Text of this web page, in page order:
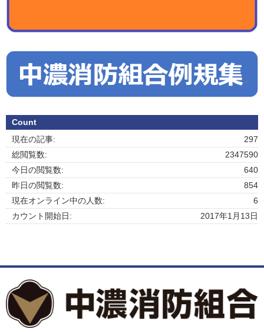
Count
297
現在の記事:
2347590
総閲覧数:
640
今日の閲覧数:
854
昨日の閲覧数:
6
現在オンライン中の人数:
2017年1月13日
カウント開始日: